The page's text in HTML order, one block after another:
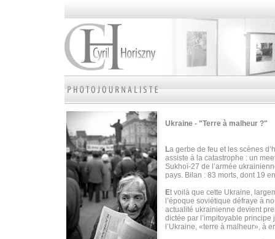
Ukraine - "Terre à malheur ?"
La gerbe de feu et les scènes
assiste à la catastrophe : un
Sukhoï-27 de l’armée
pays. Bilan : 83 morts, dont 19
Et voilà que cette Ukraine,
l’époque soviétique défraye à
actualité ukrainienne devient
dictée par l’impitoyable principe
l’Ukraine, «terre à malheur», à